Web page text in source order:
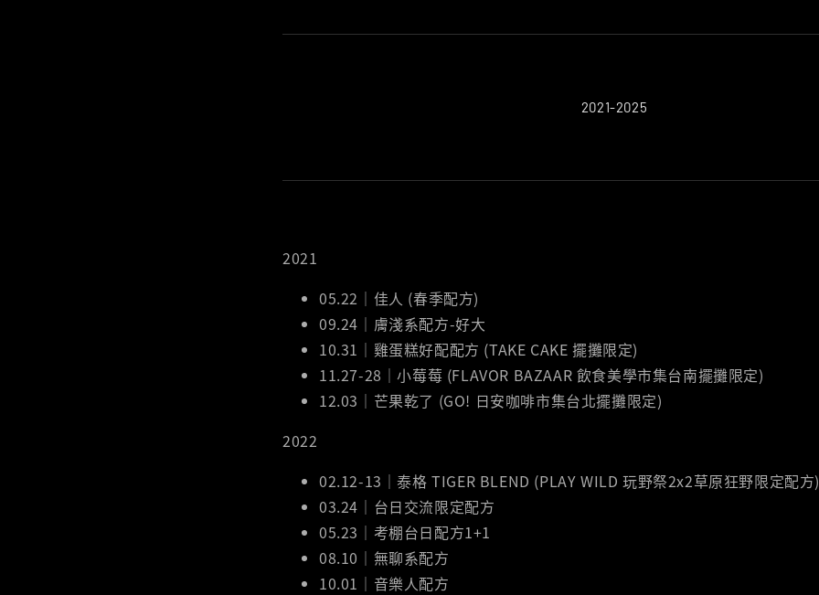
2021-2025
2021
05.22｜佳人 (春季配方)
09.24｜膚淺系配方-好大
10.31｜雞蛋糕好配配方 (TAKE CAKE 擺攤限定)
11.27-28｜小莓莓 (FLAVOR BAZAAR 飲食美學市集台南擺攤限定)
12.03｜芒果乾了 (GO! 日安咖啡市集台北擺攤限定)
2022
02.12-13｜泰格 TIGER BLEND (PLAY WILD 玩野祭2x2草原狂野限定配方)
03.24｜台日交流限定配方
05.23｜考棚台日配方1+1
08.10｜無聊系配方
10.01｜音樂人配方